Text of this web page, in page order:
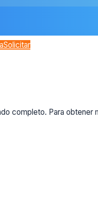
Solicitar
completo. Para obtener